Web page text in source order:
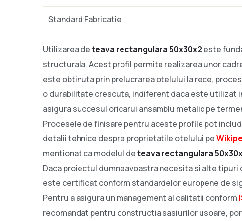
Standard Fabricatie
Utilizarea deteava rectangulara 50x30x2 este
structurala. Acest profil permite realizarea unor
este obtinuta prin prelucrarea otelului la rece,
o durabilitate crescuta, indiferent daca este utilizat
asigura succesul oricarui ansamblu metalic pe
Procesele de finisare pentru aceste profile pot
detalii tehnice despre proprietatile otelului pe
mentionat ca modelul deteava rectangulara
Daca proiectul dumneavoastra necesita si alte
este certificat conform standardelor europene de
Pentru a asigura un management al calitatii conform
recomandat pentru constructia sasiurilor usoare,